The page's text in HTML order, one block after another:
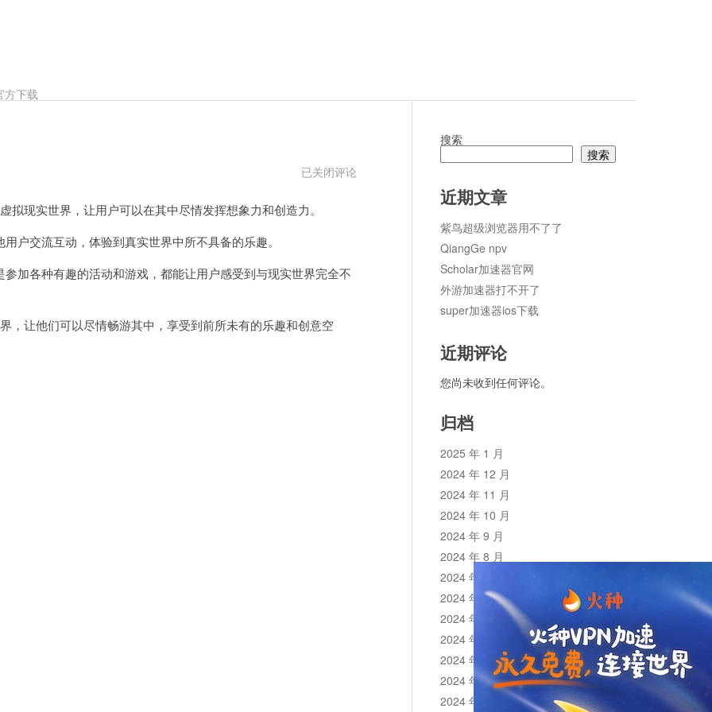
方下载
Anyland
npv
已关闭评论
实世界，让用户可以在其中尽情发挥想象力和创造力。
交流互动，体验到真实世界中所不具备的乐趣。
各种有趣的活动和游戏，都能让用户感受到与现实世界完全不
让他们可以尽情畅游其中，享受到前所未有的乐趣和创意空
搜索
搜索
近期文章
紫鸟超级浏览器用不了了
QiangGe npv
Scholar加速器官网
外游加速器打不开了
super加速器ios下载
近期评论
您尚未收到任何评论。
归档
2025 年 1 月
2024 年 12 月
2024 年 11 月
2024 年 10 月
2024 年 9 月
2024 年 8 月
2024 年 7 月
2024 年 6 月
2024 年 5 月
2024 年 4 月
2024 年 3 月
2024 年 2 月
2024 年 1 月